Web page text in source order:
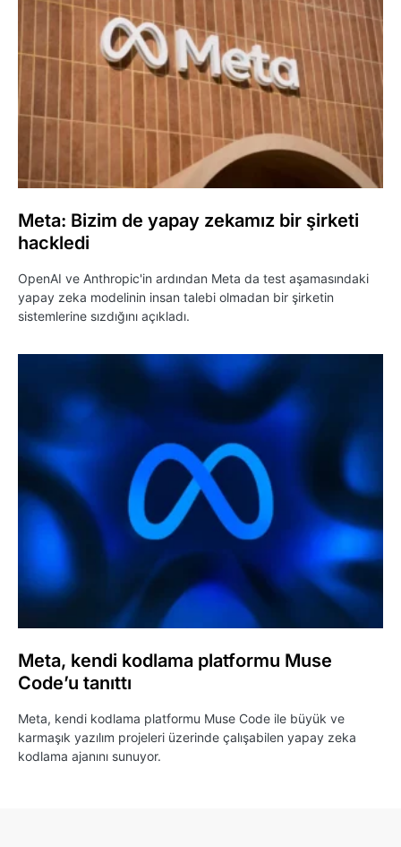
Meta: Bizim de yapay zekamız bir şirketi
hackledi
OpenAI ve Anthropic'in ardından Meta da test aşamasındaki
yapay zeka modelinin insan talebi olmadan bir şirketin
sistemlerine sızdığını açıkladı.
Meta, kendi kodlama platformu Muse
Code’u tanıttı
Meta, kendi kodlama platformu Muse Code ile büyük ve
karmaşık yazılım projeleri üzerinde çalışabilen yapay zeka
kodlama ajanını sunuyor.